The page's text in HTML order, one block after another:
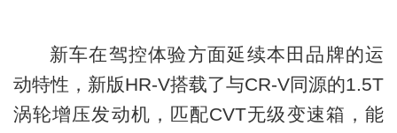
新车在驾控体验方面延续本田品牌的运
动特性，新版HR-V搭载了与CR-V同源的1.5T
涡轮增压发动机，匹配CVT无级变速箱，能